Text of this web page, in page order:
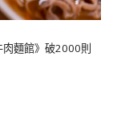
肉麵館》破2000則